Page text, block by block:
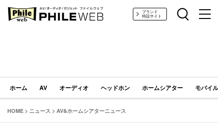
PHILE WEB｜AV/オーディオ/ガジェットブランド
特設サイト
ホーム AV オーディオ ヘッドホン ホームシアター モバイ
HOME > ニュース > AV&ホームシアターニュース